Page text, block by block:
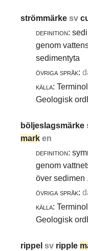
strömmärkesv
definition:
genom
sedimentyta
övriga språk:
källa:
Geologisk
böljeslagsmärke
mark en
definition:
genom
över sedimen
övriga språk:
källa:
Geologisk
rippelsv ripple